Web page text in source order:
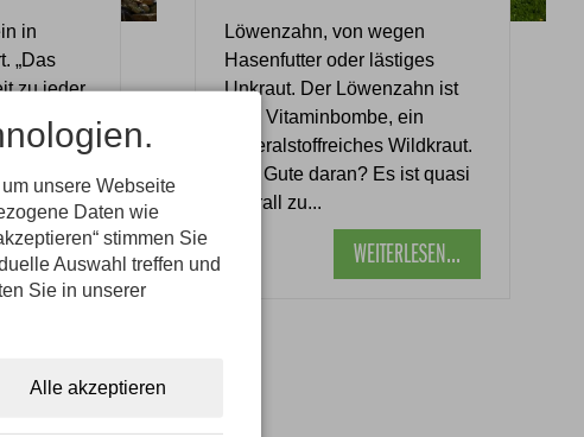
in
„Das
zu jeder
auf
Löwenzahn, von wegen
Hasenfutter oder lästiges
Unkraut. Der Löwenzahn ist
eine Vitaminbombe, ein
mineralstoffreiches Wildkraut.
Das Gute daran? Es ist quasi
überall zu...
WEITERLESEN...
unsere Webseite
Daten wie
stimmen Sie
Auswahl treffen und
Sie in unserer
Alle akzeptieren